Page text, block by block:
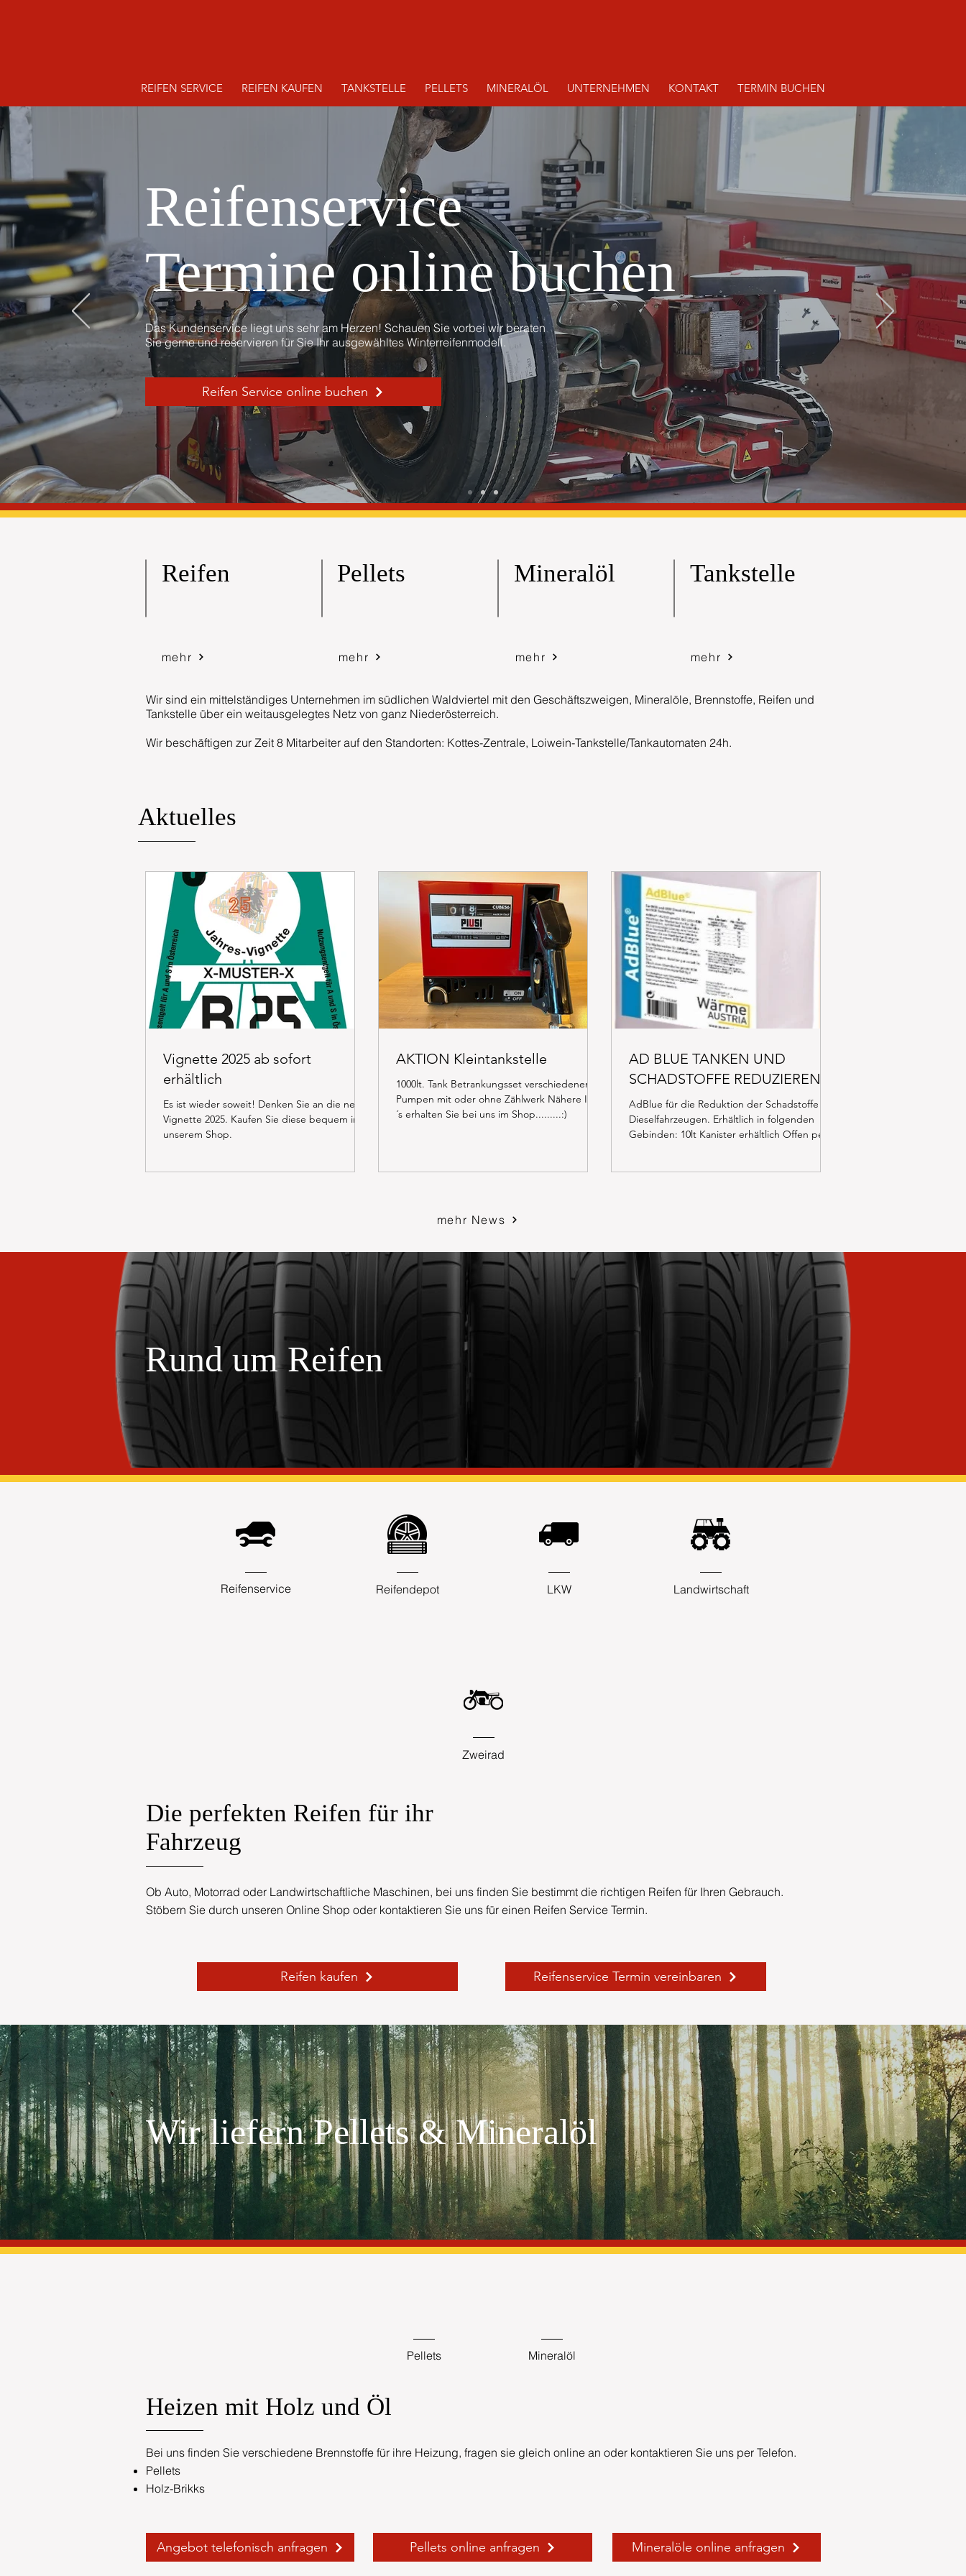
REIFEN SERVICE REIFEN KAUFEN TANKSTELLE PELLETS MINERALÖL UNTERNEHMEN KONTAKT TERMIN BUCHEN
Reifenservice
Termine online buchen
Das Kundenservice liegt uns sehr am Herzen! Schauen Sie vorbei wir beraten
Sie gerne und reservieren für Sie Ihr ausgewähltes Winterreifenmodell.
Reifen Service online buchen
Wir sind ein mittelständiges Unternehmen im südlichen Waldviertel mit den Geschäftszweigen, Mineralöle, Brennstoffe, Reifen und
Tankstelle über ein weitausgelegtes Netz von ganz Niederösterreich.
Wir beschäftigen zur Zeit 8 Mitarbeiter auf den Standorten: Kottes-Zentrale, Loiwein-Tankstelle/Tankautomaten 24h.
Reifen
mehr
Pellets
mehr
Mineralöl
mehr
Tankstelle
mehr
Aktuelles
Vignette 2025 ab sofort
erhältlich
Es ist wieder soweit! Denken Sie an die neue
Vignette 2025. Kaufen Sie diese bequem in
unserem Shop.
AKTION Kleintankstelle
1000lt. Tank Betrankungsset verschiedenen
Pumpen mit oder ohne Zählwerk Nähere Info
´s erhalten Sie bei uns im Shop.........:)
AD BLUE TANKEN UND
SCHADSTOFFE REDUZIEREN
AdBlue für die Reduktion der Schadstoffe bei
Dieselfahrzeugen. Erhältlich in folgenden
Gebinden: 10lt Kanister erhältlich Offen per
mehr News
Rund um Reifen
Reifenservice Reifendepot LKW Landwirtschaft
Zweirad
Die perfekten Reifen für ihr
Fahrzeug
Ob Auto, Motorrad oder Landwirtschaftliche Maschinen, bei uns finden Sie bestimmt die richtigen Reifen für Ihren Gebrauch.
Stöbern Sie durch unseren Online Shop oder kontaktieren Sie uns für einen Reifen Service Termin.
Reifen kaufen Reifenservice Termin vereinbaren
Wir liefern Pellets & Mineralöl
Pellets Mineralöl
Heizen mit Holz und Öl
Bei uns finden Sie verschiedene Brennstoffe für ihre Heizung, fragen sie gleich online an oder kontaktieren Sie uns per Telefon​.
Pellets
Holz-Brikks
Angebot telefonisch anfragen Pellets online anfragen Mineralöle online anfragen